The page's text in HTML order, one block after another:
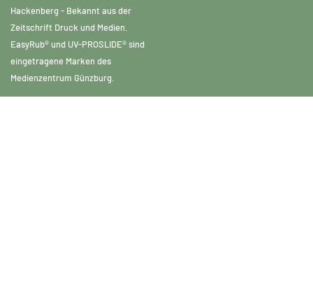
Hackenberg - Bekannt aus der
Zeitschrift Druck und Medien.
EasyRub® und UV-PROSLIDE® sind
eingetragene Marken des
Medienzentrum Günzburg.